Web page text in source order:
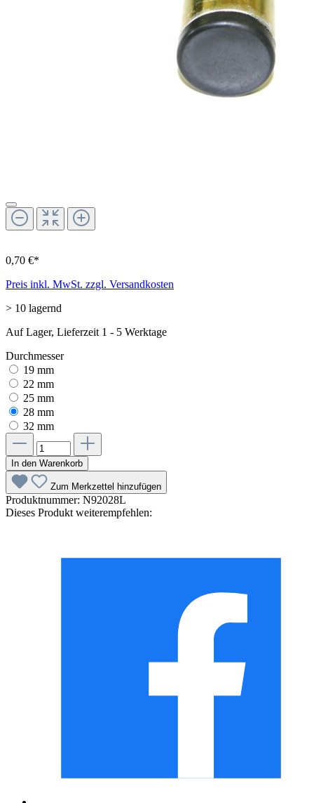
0,70 €*
Preis inkl. MwSt. zzgl. Versandkosten
> 10 lagernd
Auf Lager, Lieferzeit 1 - 5 Werktage
Durchmesser
19 mm
22 mm
25 mm
28 mm
32 mm
In den Warenkorb
Zum Merkzettel hinzufügen
Produktnummer: N92028L
Dieses Produkt weiterempfehlen: